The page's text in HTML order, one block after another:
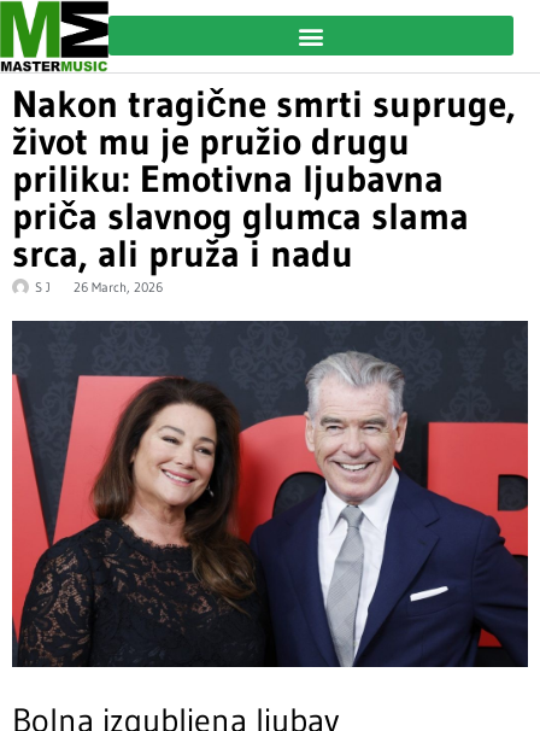
Nakon tragične smrti supruge,
život mu je pružio drugu
priliku: Emotivna ljubavna
priča slavnog glumca slama
srca, ali pruža i nadu
S J 26 March, 2026
Bolna izgubljena ljubav